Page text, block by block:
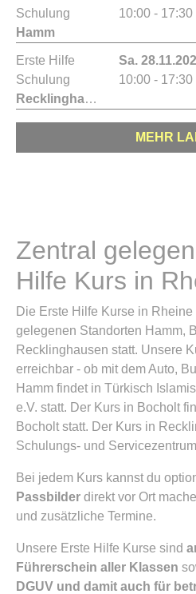
Schulung
Hamm
10:00 - 17:30
Erste Hilfe
Schulung
Recklinghausen
Sa.
10:00 - 17:30
MEHR
Zentral
Hilfe Kurs in
Die Erste Hilfe Kurse in
gelegenen Standorten Hamm,
Recklinghausen statt. Unsere
erreichbar - ob mit dem Auto,
Hamm findet in Türkisch
e.V. statt. Der Kurs in Bocholt
Bocholt statt. Der Kurs in
Schulungs- und
Bei jedem Kurs kannst du
Passbilder direkt vor Ort
und zusätzliche Termine.
Unsere Erste Hilfe Kurse sind
Führerschein aller Klassen
DGUV und damit auch für